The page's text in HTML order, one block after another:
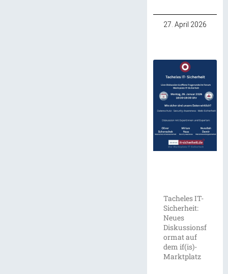
27. April 2026
Tacheles IT-
Sicherheit:
Neues
Diskussionsf
ormat auf
dem if(is)-
Marktplatz